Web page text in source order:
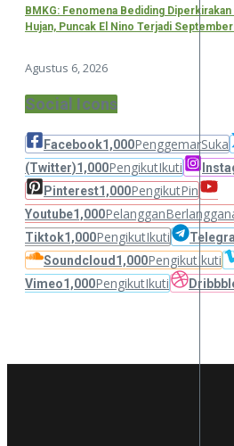
BMKG: Fenomena Bediding
Hujan, Puncak El Nino Terjadi
Agustus 6, 2026
Social Icons
Facebook1,000PenggemarSuka
(Twitter)1,000PengikutIkuti
Pinterest1,000PengikutPin
Youtube1,000Pelanggan
Tiktok1,000PengikutIkuti
Soundcloud 1,000PengikutIkuti
Vimeo1,000PengikutIkuti